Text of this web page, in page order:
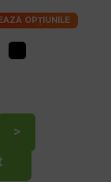
OPȚIUNILE
>